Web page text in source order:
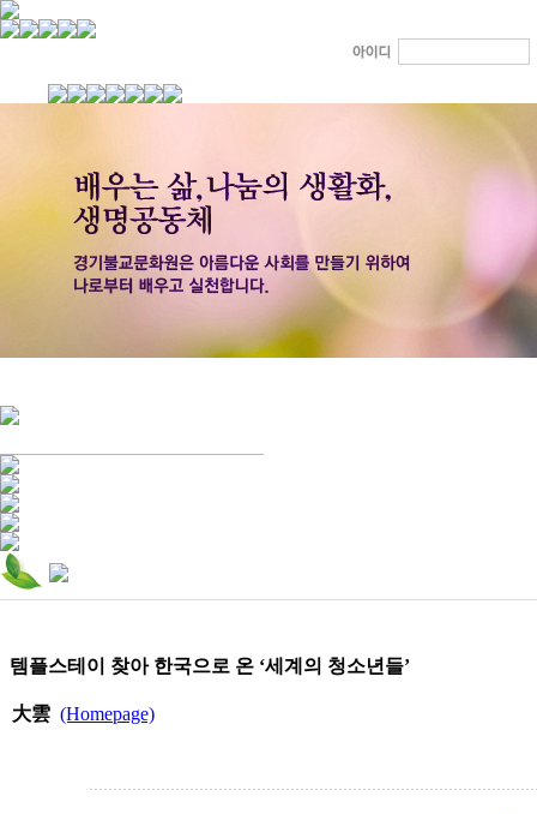
인사말
설립이념
조직구성
찾아오시는 길
위빠사나 강좌
사찰문화답사기
성지순례기
금당포럼
문화원자료실(동영상)
교계소식
임원게시판
사진자료실
경전강좌
템플스테이 찾아 한국으로 온 ‘세계의 청소년들’
大雲 (Homepage)